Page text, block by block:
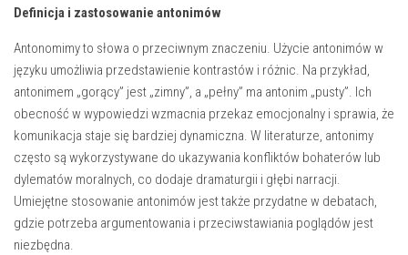
Definicja i zastosowanie antonimów
Antonomimy to słowa o przeciwnym znaczeniu. Użycie antonimów w
języku umożliwia przedstawienie kontrastów i różnic. Na przykład,
antonimem „gorący” jest „zimny”, a „pełny” ma antonim „pusty”. Ich
obecność w wypowiedzi wzmacnia przekaz emocjonalny i sprawia, że
komunikacja staje się bardziej dynamiczna. W literaturze, antonimy
często są wykorzystywane do ukazywania konfliktów bohaterów lub
dylematów moralnych, co dodaje dramaturgii i głębi narracji.
Umiejętne stosowanie antonimów jest także przydatne w debatach,
gdzie potrzeba argumentowania i przeciwstawiania poglądów jest
niezbędna.